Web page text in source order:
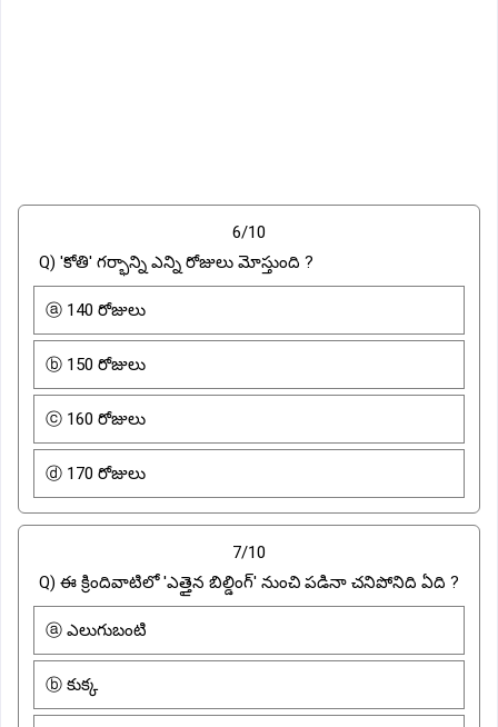
6/10
Q) 'కోతి' గర్భాన్ని ఎన్ని రోజులు మోస్తుంది ?
ⓐ 140 రోజులు
ⓑ 150 రోజులు
ⓒ 160 రోజులు
ⓓ 170 రోజులు
7/10
Q) ఈ క్రిందివాటిలో 'ఎత్తైన బిల్డింగ్' నుంచి పడినా చనిపోనిది ఏది ?
ⓐ ఎలుగుబంటి
ⓑ కుక్క